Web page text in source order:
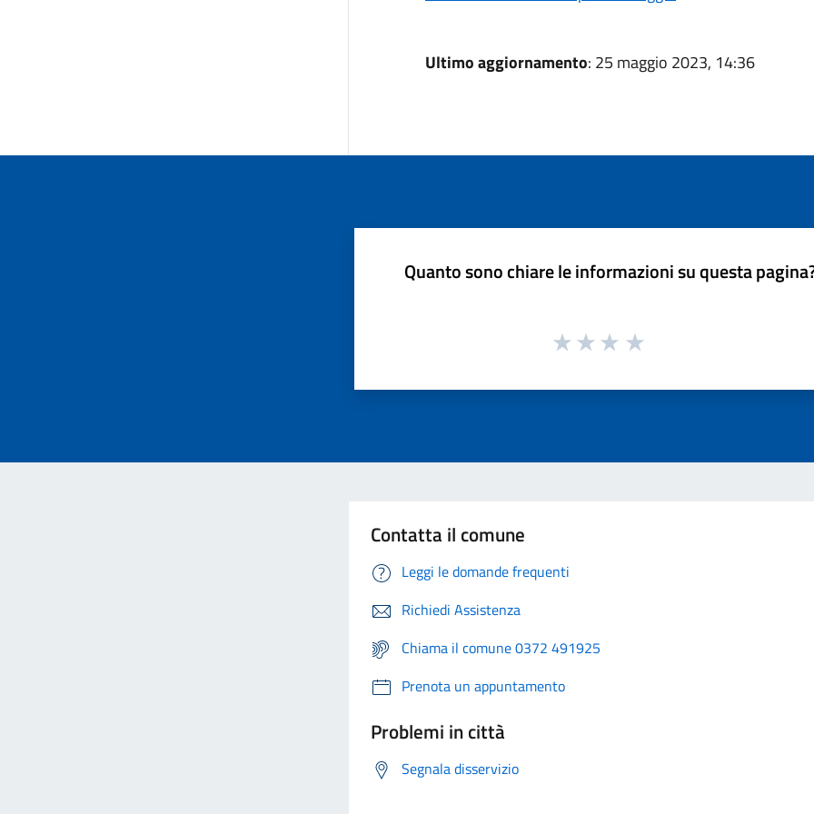
Ultimo aggiornamento: 25 maggio 2023, 14:36
Quanto sono chiare le informazioni su questa
Contatta il comune
Leggi le domande frequenti
Richiedi Assistenza
Chiama il comune 0372 491925
Prenota un appuntamento
Problemi in città
Segnala disservizio